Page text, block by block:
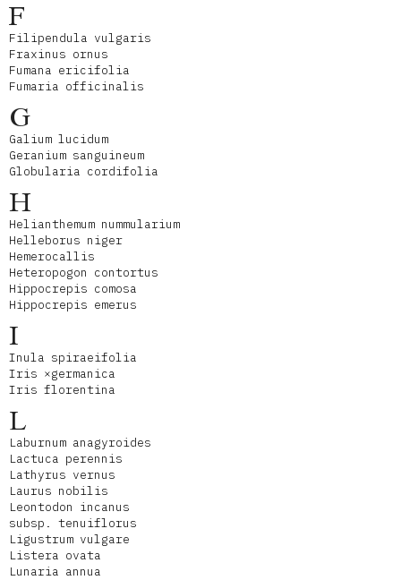
F
Filipendula vulgaris
Fraxinus ornus
Fumana ericifolia
Fumaria officinalis
G
Galium lucidum
Geranium sanguineum
Globularia cordifolia
H
Helianthemum nummularium
Helleborus niger
Hemerocallis
Heteropogon contortus
Hippocrepis comosa
Hippocrepis emerus
I
Inula spiraeifolia
Iris ×germanica
Iris florentina
L
Laburnum anagyroides
Lactuca perennis
Lathyrus vernus
Laurus nobilis
Leontodon incanus
subsp. tenuiflorus
Ligustrum vulgare
Listera ovata
Lunaria annua